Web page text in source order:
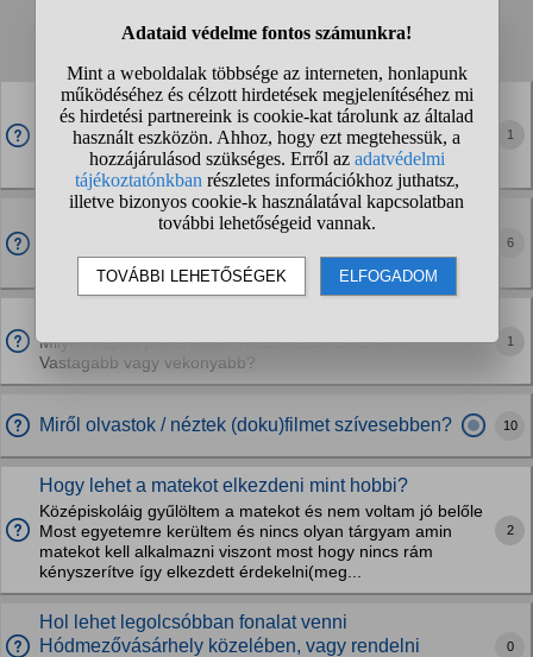
Van aki teljesen oda van a fogpiszkálókért?
Imádom a fogpiszkálókat kb egesz nap a számba van …
esetleg van valahol olyan webshop ahol lehet rendelni
különlegesebb fogpiszkálókat?
1
Tudnátok hobbikat ajánlani, vagy amiket ti csináltok
mert mostanában sokszor unatkozom
6
Milyen naplot preferaltok? Ki szoktatok dekoralni?
Vastagabb vagy vekonyabb?
1
Miről olvastok / néztek (doku)filmet szívesebben? 10
Hogy lehet a matekot elkezdeni mint hobbi?
Középiskoláig gyűlöltem a matekot és nem voltam jó belőle
Most egyetemre kerültem és nincs olyan tárgyam amin
matekot kell alkalmazni viszont most hogy nincs rám
kényszerítve így elkezdett érdekelni(meg...
2
Hol lehet legolcsóbban fonalat venni
Hódmezővásárhely közelében, vagy rendelni
0